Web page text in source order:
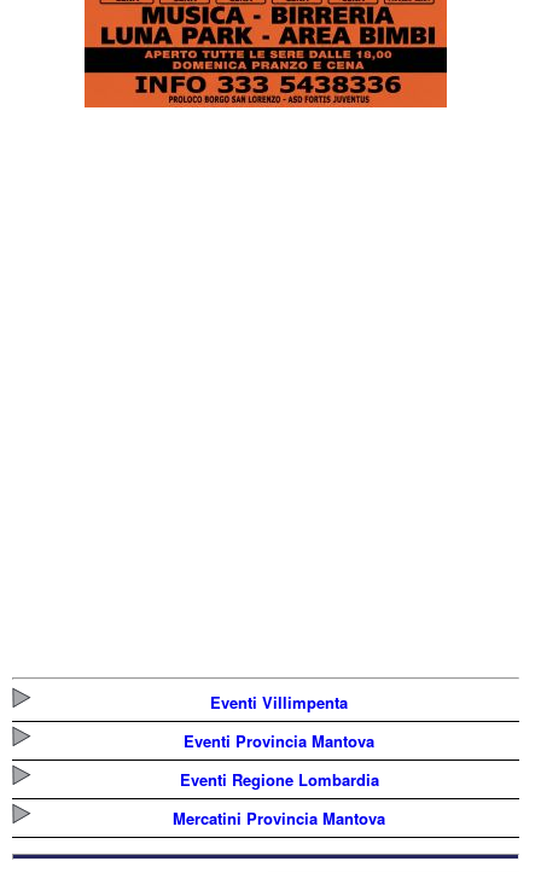
Eventi Villimpenta
Eventi Provincia Mantova
Eventi Regione Lombardia
Mercatini Provincia Mantova